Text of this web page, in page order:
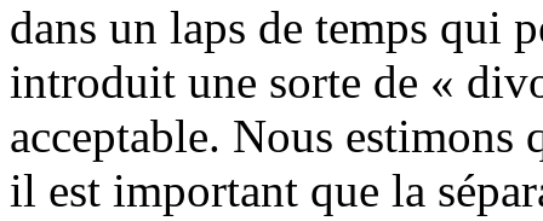
dans un laps de temps qui
introduit une sorte de «
acceptable. Nous estimons
il est important que la